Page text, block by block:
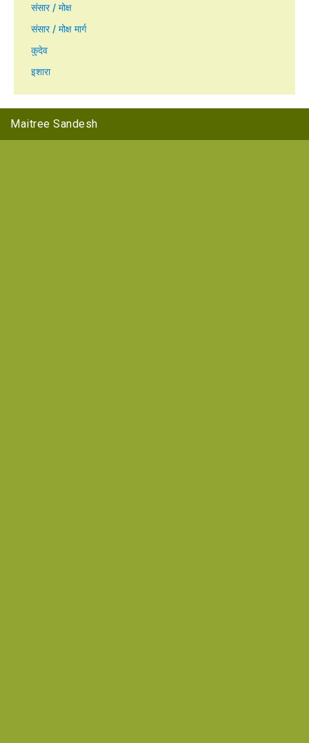
संसार / मोक्ष
संसार / मोक्ष मार्ग
कुदेव
इशारा
Maitree Sandesh